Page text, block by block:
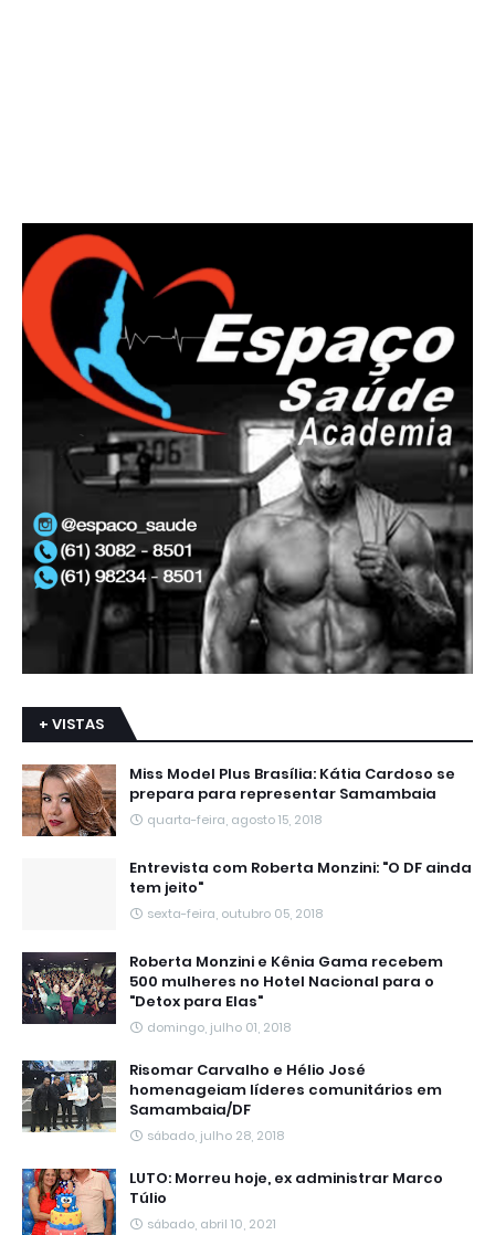
+ VISTAS
Miss Model Plus Brasília: Kátia Cardoso se
prepara para representar Samambaia
quarta-feira, agosto 15, 2018
Entrevista com Roberta Monzini: "O DF ainda
tem jeito"
sexta-feira, outubro 05, 2018
Roberta Monzini e Kênia Gama recebem
500 mulheres no Hotel Nacional para o
"Detox para Elas"
domingo, julho 01, 2018
Risomar Carvalho e Hélio José
homenageiam líderes comunitários em
Samambaia/DF
sábado, julho 28, 2018
LUTO: Morreu hoje, ex administrar Marco
Túlio
sábado, abril 10, 2021